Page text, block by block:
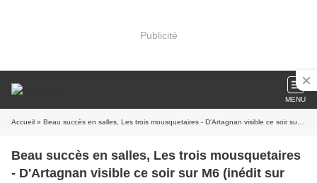
Publicité
MENU
Accueil » Beau succès en salles, Les trois mousquetaires - D'Artagnan visible ce soir sur M6 (inédit sur une chaîne gratuite).
Beau succès en salles, Les trois mousquetaires
- D'Artagnan visible ce soir sur M6 (inédit sur